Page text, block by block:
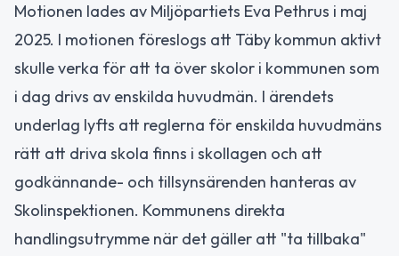
Motionen lades av Miljöpartiets Eva Pethrus i maj
2025. I motionen föreslogs att Täby kommun aktivt
skulle verka för att ta över skolor i kommunen som
i dag drivs av enskilda huvudmän. I ärendets
underlag lyfts att reglerna för enskilda huvudmäns
rätt att driva skola finns i skollagen och att
godkännande- och tillsynsärenden hanteras av
Skolinspektionen. Kommunens direkta
handlingsutrymme när det gäller att "ta tillbaka"